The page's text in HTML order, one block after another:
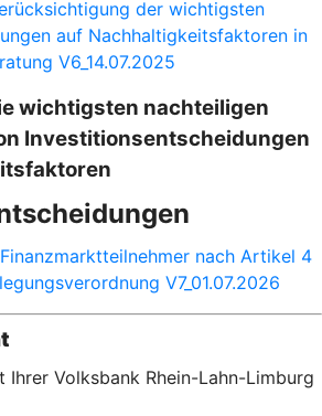
der wichtigsten
auf Nachhaltigkeitsfaktoren in
V6_14.07.2025
wichtigsten nachteiligen
Investitionsentscheidungen
nach Artikel 4
V7_01.07.2026
Ihrer Volksbank Rhein-Lahn-Limburg